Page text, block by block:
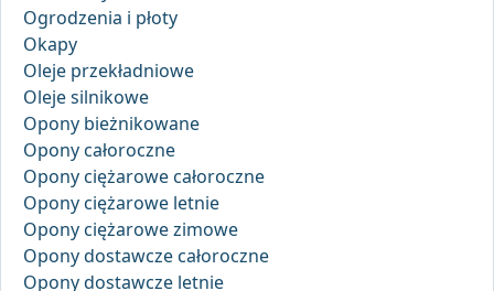
Ogrodzenia i płoty
Okapy
Oleje przekładniowe
Oleje silnikowe
Opony bieżnikowane
Opony całoroczne
Opony ciężarowe całoroczne
Opony ciężarowe letnie
Opony ciężarowe zimowe
Opony dostawcze całoroczne
Opony dostawcze letnie